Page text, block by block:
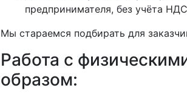
предпринимателя, без учёта
Мы стараемся подбирать для
Работа с
образом: